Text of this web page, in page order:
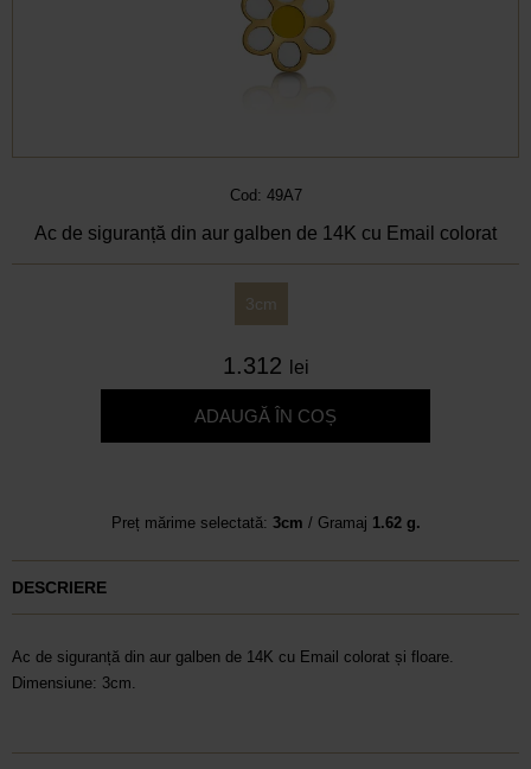
Cod: 49A7
Ac de siguranță din aur galben de 14K cu Email colorat
3cm
1.312 lei
ADAUGĂ ÎN COȘ
Preț mărime selectată: 3cm / Gramaj 1.62 g.
DESCRIERE
Ac de siguranță din aur galben de 14K cu Email colorat și floare.
Dimensiune: 3cm.